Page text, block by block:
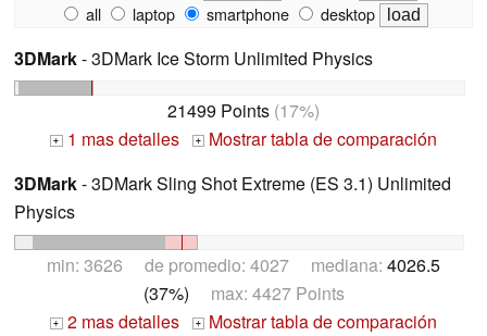
all
laptop smartphone desktop
3DMark- 3DMark Ice Storm Unlimited Physics
21499 Points (17%)
+ 1 mas detalles +
Mostrar tabla de comparación
3DMark- 3DMark Sling Shot Extreme (ES 3.1) Unlimited
Physics
min: 3626 de promedio: 4027 mediana: 4026.5
(37%) max: 4427 Points
+ 2 mas detalles +
Mostrar tabla de comparación